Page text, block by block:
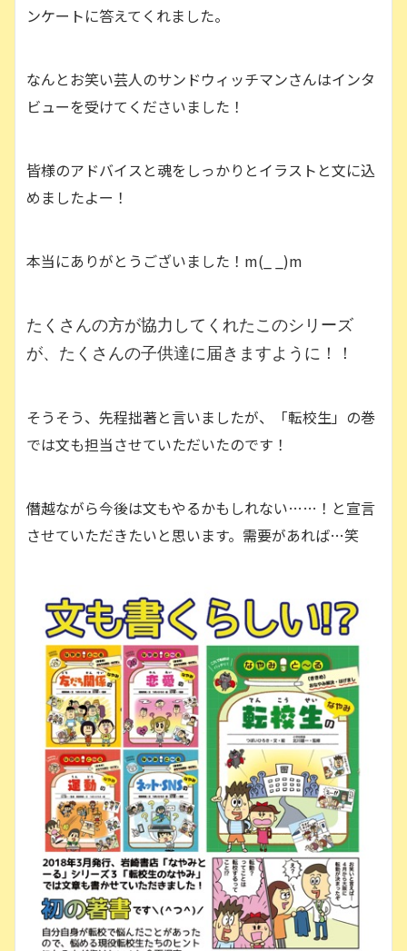
ンケートに答えてくれました。
なんとお笑い芸人のサンドウィッチマンさんはインタ
ビューを受けてくださいました！
皆様のアドバイスと魂をしっかりとイラストと文に込
めましたよー！
本当にありがとうございました！m(_ _)m
たくさんの方が協力してくれたこのシリーズ
が、たくさんの子供達に届きますように！！
そうそう、先程拙著と言いましたが、「転校生」の巻
では文も担当させていただいたのです！
僭越ながら今後は文もやるかもしれない……！と宣言
させていただきたいと思います。需要があれば…笑